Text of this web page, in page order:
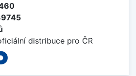
distribuce pro ČR